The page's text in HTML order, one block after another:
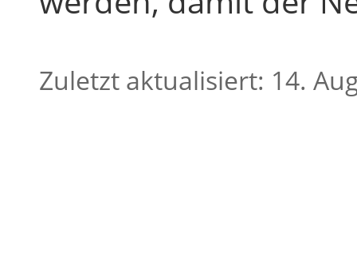
Zuletzt aktualisiert: 14.